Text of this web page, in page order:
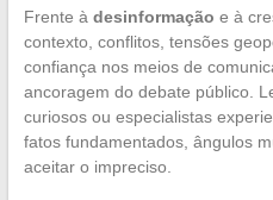
Frente à desinformação e à
contexto, conflitos, tensões
confiança nos meios de
ancoragem do debate público.
curiosos ou especialistas
fatos fundamentados, ângulos
aceitar o impreciso.